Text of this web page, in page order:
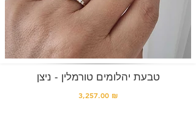
טבעת יהלומים טורמלין - ניצן
3,257.00 ₪